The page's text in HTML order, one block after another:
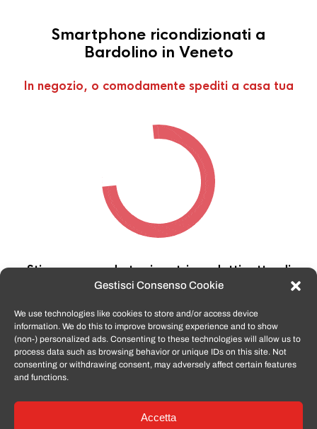
Gestisci Consenso Cookie
We use technologies like cookies to store and/or access device
information. We do this to improve browsing experience and to show
(non-) personalized ads. Consenting to these technologies will allow us to
process data such as browsing behavior or unique IDs on this site. Not
consenting or withdrawing consent, may adversely affect certain features
and functions.
Accetta
Smartphone ricondizionati a
Bardolino in Veneto
In negozio, o comodamente spediti a casa tua
Stiamo cercando tra i nostri prodotti, attendi
qualche secondo…
TomatoSmartphone.itè lo shop n.1 in italia per
smartphone ricondizionati garantiti e certificati
di tutte le marche,APPLE, SAMSUNG, HUAWEI,
ONEPLUS, XIAOMI e tanto altro